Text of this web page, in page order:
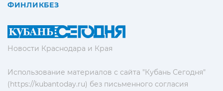
Новости Краснодара и Края
Использование материалов с сайта "Кубань Сегодня"
(https://kubantoday.ru) без письменного согласия
ФИНЛИКБЕЗ